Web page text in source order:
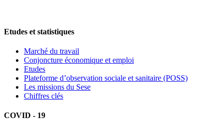
Etudes et statistiques
Marché du travail
Conjoncture économique et emploi
Etudes
Plateforme d’observation sociale et sanitaire (POSS)
Les missions du Sese
Chiffres clés
COVID - 19